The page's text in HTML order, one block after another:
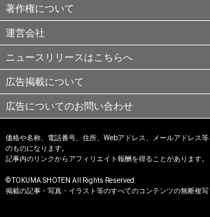
著作権について
運営会社
ニュースリリースはこちらへ
広告掲載について
広告についてのお問い合わせ
価格や名称、電話番号、住所、Webアドレス、メールアドレス
のものになります。
記事内のリンクからアフィリエイト報酬を得ることがあります。
© TOKUMA SHOTEN All Rights Reserved.
掲載の記事・写真・イラスト等のすべてのコンテンツの無断複写